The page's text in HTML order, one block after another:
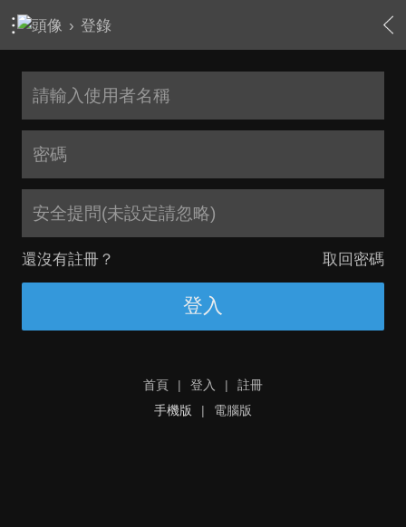
› 登錄
安全提問(未設定請忽略)
還沒有註冊？ 取回密碼
登入
首頁 | 登入 |
註冊
手機版
| 電腦版